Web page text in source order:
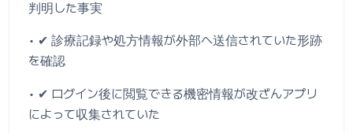
判明した事実
• ✔ 診療記録や処方情報が外部へ送信されていた形跡
を確認
• ✔ ログイン後に閲覧できる機密情報が改ざんアプリ
によって収集されていた